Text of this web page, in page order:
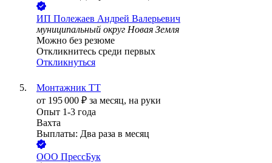
ИП Полежаев Андрей Валерьевич
муниципальный округ Новая Земля
Можно без резюме
Откликнитесь среди первых
Откликнуться
Монтажник ТТ
от 195 000 ₽ за месяц, на руки
Опыт 1-3 года
Вахта
Выплаты: Два раза в месяц
ООО ПрессБук